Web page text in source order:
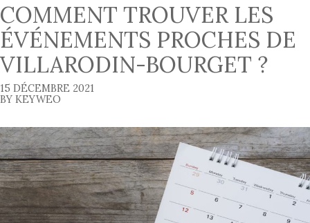
COMMENT TROUVER LES
ÉVÉNEMENTS PROCHES DE
VILLARODIN-BOURGET ?
15 DÉCEMBRE 2021
BY KEYWEO